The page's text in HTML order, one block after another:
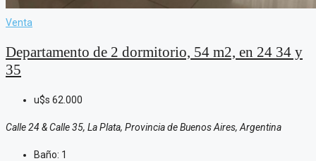
Venta
Departamento de 2 dormitorio, 54 m2, en 24 34 y
35
u$s 62.000
Calle 24 & Calle 35, La Plata, Provincia de Buenos Aires, Argentina
Baño: 1